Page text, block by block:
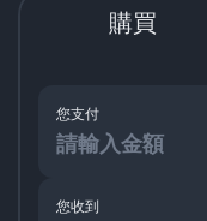
購買
您支付
您收到